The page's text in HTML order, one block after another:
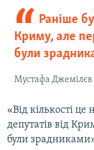
Раніше
Криму, але
були
Мустафа Джемілєв
«Від кількості
депутатів від
були